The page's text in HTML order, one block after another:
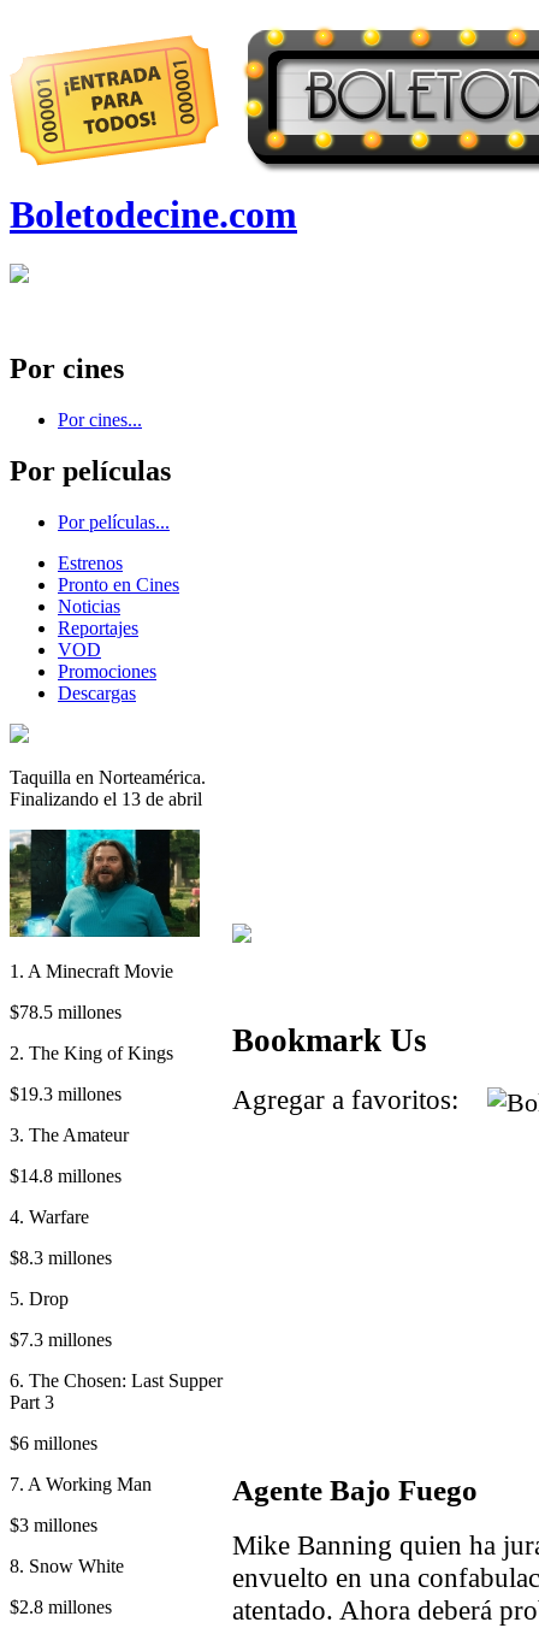
Boletodecine.com
Por cines
Por cines...
Por películas
Por películas...
Estrenos
Pronto en Cines
Noticias
Reportajes
VOD
Promociones
Descargas
Taquilla en Norteamérica.
Finalizando el 13 de abril
1. A Minecraft Movie
$78.5 millones
2. The King of Kings
$19.3 millones
3. The Amateur
$14.8 millones
4. Warfare
$8.3 millones
5. Drop
$7.3 millones
6. The Chosen: Last Supper
Part 3
$6 millones
7. A Working Man
$3 millones
8. Snow White
$2.8 millones
Bookmark Us
Agregar a favoritos:
Agente Bajo Fuego
Mike Banning quien ha
envuelto en una
atentado. Ahora deberá